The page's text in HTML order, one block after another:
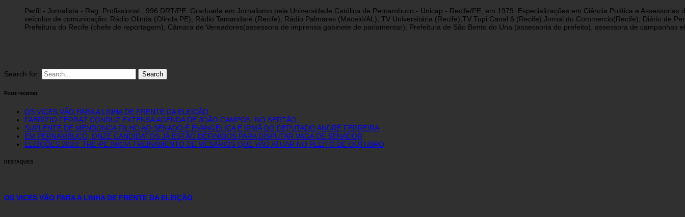
Perfil - Jornalista - Reg. Profissional , 996 DRT/PE. Graduada em Jornalismo pela Universidade Católica de Pernambuco - Unicap - Recife/PE, em 1979. Especializações em Ciência Política e
veículos de comunicação: Rádio Olinda (Olinda PE); Rádio Tamandaré (Recife); Rádio Palmares (Maceió/AL); TV Universitária (Recife);TV Tupi Canal 6 (Recife);Jornal do Commercio(Recife); Diário de
Prefeitura do Recife (chefe de reportagem); Câmara de Vereadores(assessora de imprensa gabinete de parlamentar); Prefeitura de São Bento do Una (assessoria do prefeito), assessora de campanhas
Search for:
Posts recentes
OS VICES VÃO PARA A LINHA DE FRENTE DA ELEIÇÃO
FABRÍZIO FERRAZ CONDUZ EXTENSA AGENDA DE JOÃO CAMPOS, NO SERTÃO
SUPLENTE DE MENDONÇA FILHO AO SENADO É EVANGÉLICA E IRMÃ DO DEPUTADO ANDRÉ FERREIRA
EM PERNAMBUCO, ONZE CANDIDATOS JÁ ESTÃO DEFINIDOS PARA DISPUTAR VAGA DE SENADOR
ELEIÇÕES 2023: TRE-PE INICIA TREINAMENTO DE MESÁRIOS QUE VÃO ATUAR NO PLEITO DE OUTUBRO
DESTAQUES
OS VICES VÃO PARA A LINHA DE FRENTE DA ELEIÇÃO